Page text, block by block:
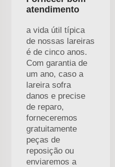
atendimento
a vida útil típica
de nossas lareiras
é de cinco anos.
Com garantia de
um ano, caso a
lareira sofra
danos e precise
de reparo,
forneceremos
gratuitamente
peças de
reposição ou
enviaremos a